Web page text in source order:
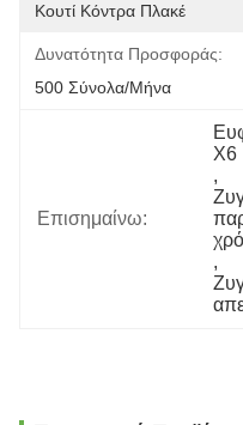
Κουτί Κόντρα Πλακέ
Δυνατότητα Προσφοράς:
500 Σύνολα/μήνα
Επισημαίνω:
X6
,
,